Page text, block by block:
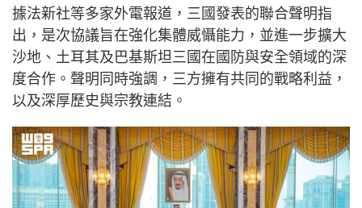
據法新社等多家外電報道，三國發表的聯合聲明指
出，是次協議旨在強化集體威懾能力，並進一步擴大
沙地、土耳其及巴基斯坦三國在國防與安全領域的深
度合作。聲明同時強調，三方擁有共同的戰略利益，
以及深厚歷史與宗教連結。